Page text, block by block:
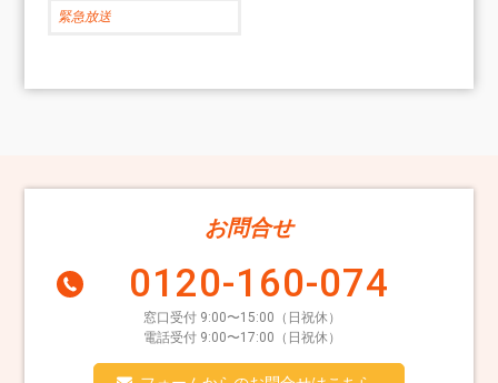
緊急放送
お問合せ
0120-160-074
窓口受付 9:00〜15:00（日祝休）
電話受付 9:00〜17:00（日祝休）